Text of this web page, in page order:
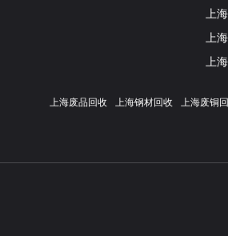
上
上
上
上海废品回收 上海钢材回收 上海废铜